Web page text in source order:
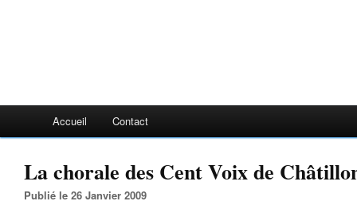
Accueil Contact
La chorale des Cent Voix de
Publié le 26 Janvier 2009